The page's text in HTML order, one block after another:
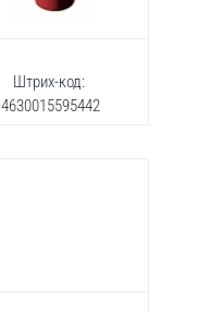
Штрих-код:
4630015595442